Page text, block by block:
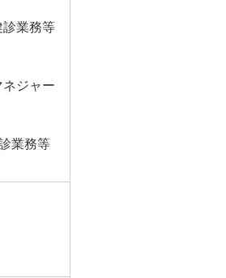
業務等
ジャー
業務等